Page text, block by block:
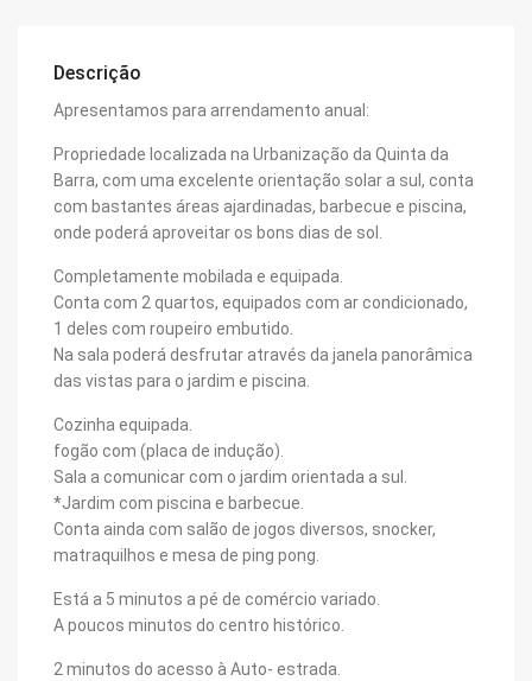
Descrição
Apresentamos para arrendamento anual:
Propriedade localizada na Urbanização da Quinta da
Barra, com uma excelente orientação solar a sul, conta
com bastantes áreas ajardinadas, barbecue e piscina,
onde poderá aproveitar os bons dias de sol.
Completamente mobilada e equipada.
Conta com 2 quartos, equipados com ar condicionado,
1 deles com roupeiro embutido.
Na sala poderá desfrutar através da janela panorâmica
das vistas para o jardim e piscina.
Cozinha equipada.
fogão com (placa de indução).
Sala a comunicar com o jardim orientada a sul.
*Jardim com piscina e barbecue.
Conta ainda com salão de jogos diversos, snocker,
matraquilhos e mesa de ping pong.
Está a 5 minutos a pé de comércio variado.
A poucos minutos do centro histórico.
2 minutos do acesso à Auto- estrada.